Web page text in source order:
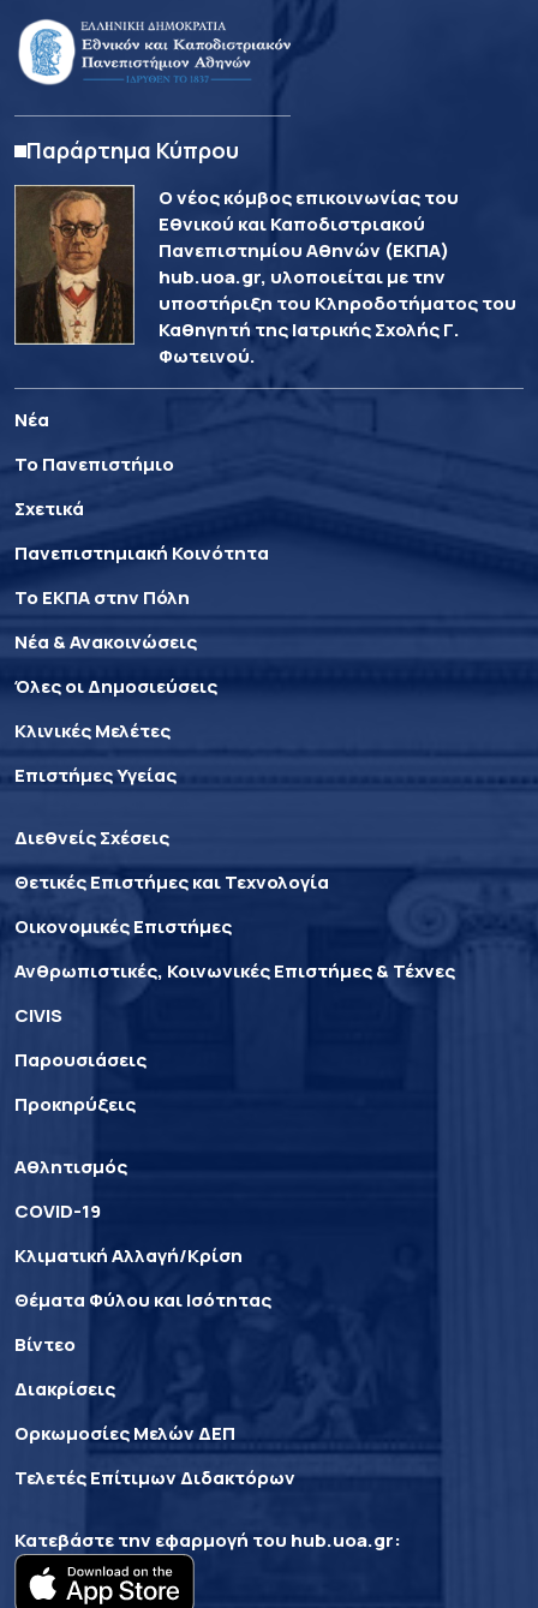
Παράρτημα Κύπρου
Ο νέος κόμβος επικοινωνίας του
Εθνικού και Καποδιστριακού
Πανεπιστημίου Αθηνών (ΕΚΠΑ)
hub.uoa.gr, υλοποιείται με την
υποστήριξη του Κληροδοτήματος του
Καθηγητή της Ιατρικής Σχολής Γ.
Φωτεινού.
Νέα
Το Πανεπιστήμιο
Σχετικά
Πανεπιστημιακή Κοινότητα
Το ΕΚΠΑ στην Πόλη
Νέα & Ανακοινώσεις
Όλες οι Δημοσιεύσεις
Κλινικές Μελέτες
Επιστήμες Υγείας
Διεθνείς Σχέσεις
Θετικές Επιστήμες και Τεχνολογία
Οικονομικές Επιστήμες
Ανθρωπιστικές, Κοινωνικές Επιστήμες & Τέχνες
CIVIS
Παρουσιάσεις
Προκηρύξεις
Αθλητισμός
COVID-19
Κλιματική Αλλαγή/Κρίση
Θέματα Φύλου και Ισότητας
Βίντεο
Διακρίσεις
Ορκωμοσίες Μελών ΔΕΠ
Τελετές Επίτιμων Διδακτόρων
Κατεβάστε την εφαρμογή του hub.uoa.gr: